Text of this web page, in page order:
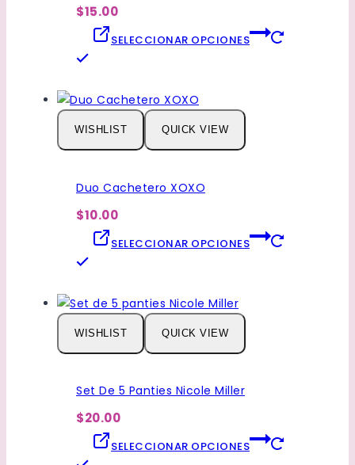
pueden
elegir
en
de
producto
$15.00
SELECCIONAR OPCIONES
tiene
múltiples
variantes.
Las
se
pueden
elegir
en
de
producto
WISHLIST QUICK VIEW
Duo Cachetero XOXO
$10.00
SELECCIONAR OPCIONES
tiene
múltiples
variantes.
Las
se
pueden
elegir
en
WISHLIST QUICK VIEW
Set De 5 Panties Nicole Miller
$20.00
SELECCIONAR OPCIONES